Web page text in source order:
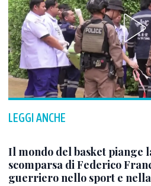
LEGGI ANCHE
Il mondo del basket piange
scomparsa di Federico
guerriero nello sport e